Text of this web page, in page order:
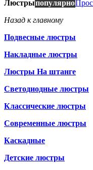
Люстрыпопулярно
Назад к главному
Подвесные люстры
Накладные люстры
Люстры На штанге
Светодиодные люстры
Классические люстры
Современные люстры
Каскадные
Детские люстры